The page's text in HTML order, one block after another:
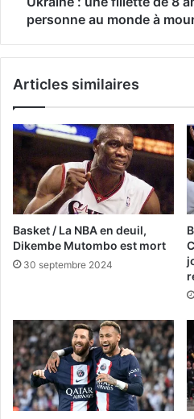
personne au monde à
Articles similaires
Basket / La NBA en deuil,
Dikembe Mutombo est mort
30 septembre 2024